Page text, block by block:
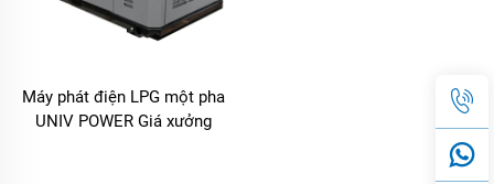
Máy phát điện LPG một pha
UNIV POWER Giá xưởng